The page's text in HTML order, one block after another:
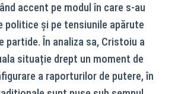
accent pe modul în care s-au
politice și pe tensiunile apărute
partide. În analiza sa, Cristoiu a
situație drept un moment de
a raporturilor de putere, în